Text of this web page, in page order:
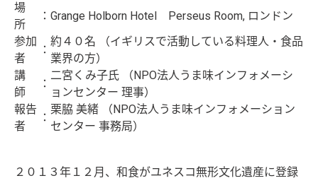
場
所
： Grange Holborn Hotel Perseus Room, ロンドン
参加
者
：
約４０名 （イギリスで活動している料理人・食品
業界の方）
講
師
：
二宮くみ子氏 （NPO法人うま味インフォメーシ
ョンセンター 理事）
報告
者
：
栗脇 美緒 （NPO法人うま味インフォメーション
センター 事務局）
２０１３年１２月、和食がユネスコ無形文化遺産に登録